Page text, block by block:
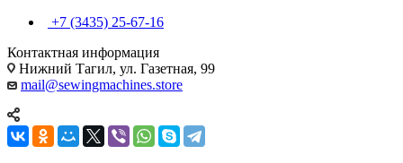
+7 (3435) 25-67-16
Контактная информация
Нижний Тагил, ул. Газетная, 99
mail@sewingmachines.store